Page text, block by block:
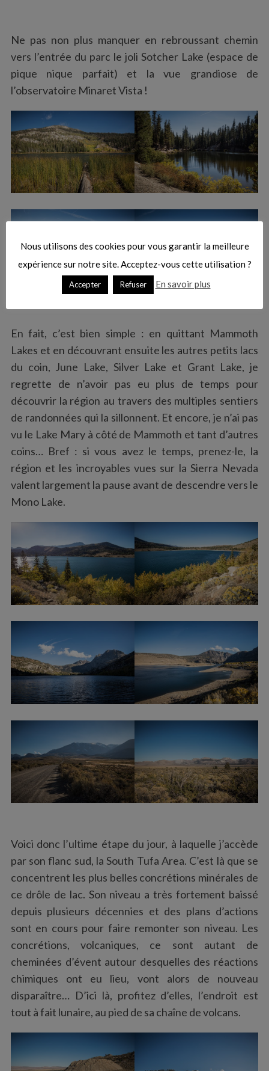
Ne pas non plus manquer en rebroussant chemin
vers l’entrée du parc le joli Sotcher Lake (espace de
pique nique parfait) et la vue grandiose de
l’observatoire Minaret Vista !
En fait, c’est bien simple : en quittant Mammoth
Lakes et en découvrant ensuite les autres petits lacs
du coin, June Lake, Silver Lake et Grant Lake, je
regrette de n’avoir pas eu plus de temps pour
découvrir la région au travers des multiples sentiers
de randonnées qui la sillonnent. Et encore, je n’ai pas
vu le Lake Mary à côté de Mammoth et tant d’autres
coins… Bref : si vous avez le temps, prenez-le, la
région et les incroyables vues sur la Sierra Nevada
valent largement la pause avant de descendre vers le
Mono Lake.
Voici donc l’ultime étape du jour, à laquelle j’accède
par son flanc sud, la South Tufa Area. C’est là que se
concentrent les plus belles concrétions minérales de
ce drôle de lac. Son niveau a très fortement baissé
depuis plusieurs décennies et des plans d’actions
sont en cours pour faire remonter son niveau. Les
concrétions, volcaniques, ce sont autant de
cheminées d’évent autour desquelles des réactions
chimiques ont eu lieu, vont alors de nouveau
disparaître… D’ici là, profitez d’elles, l’endroit est
tout à fait lunaire, au pied de sa chaîne de volcans.
Nous utilisons des cookies pour vous garantir la meilleure
expérience sur notre site. Acceptez-vous cette utilisation ?
Accepter Refuser En savoir plus